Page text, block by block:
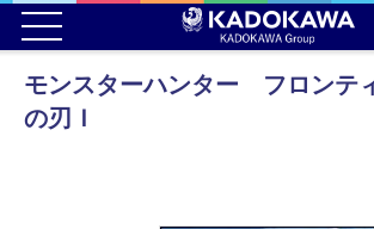
モンスターハンター フロンテ
の刃Ｉ